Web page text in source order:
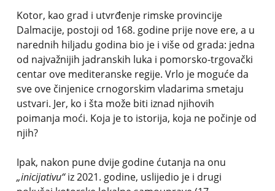
Kotor, kao grad i utvrđenje rimske provincije
Dalmacije, postoji od 168. godine prije nove ere, a u
narednih hiljadu godina bio je i više od grada: jedna
od najvažnijih jadranskih luka i pomorsko-trgovački
centar ove mediteranske regije. Vrlo je moguće da
sve ove činjenice crnogorskim vladarima smetaju
ustvari. Jer, ko i šta može biti iznad njihovih
poimanja moći. Koja je to istorija, koja ne počinje od
njih?
Ipak, nakon pune dvije godine ćutanja na onu
„inicijativu“iz 2021. godine, uslijedio je i drugi